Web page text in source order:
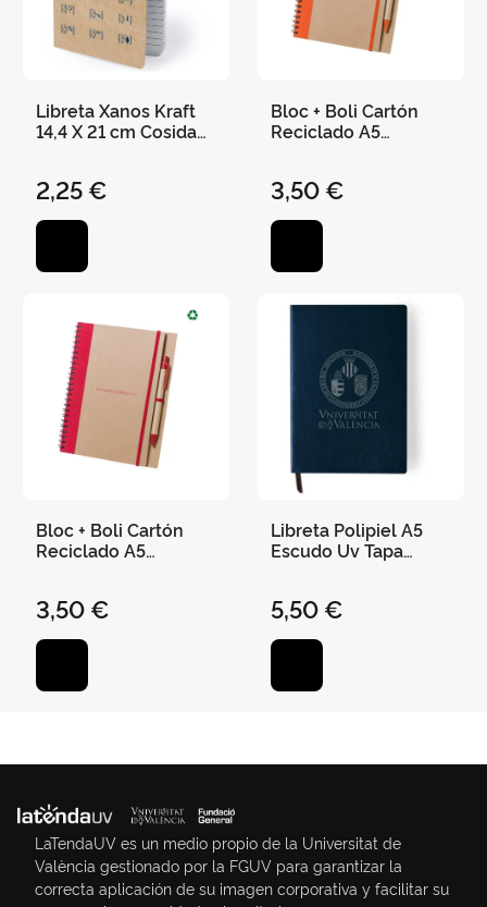
Libreta Xanos Kraft
14,4 X 21 cm Cosida
2,25 €
Bloc + Boli Cartón
Reciclado A5
cm - Naranja
3,50 €
Bloc + Boli Cartón
Reciclado A5
cm - Rojo
3,50 €
Libreta Polipiel A5
Escudo Uv Tapa
Marino
5,50 €
LaTendaUV es un medio propio de la Universitat de
València gestionado por la FGUV para garantizar la
correcta aplicación de su imagen corporativa y facilitar su